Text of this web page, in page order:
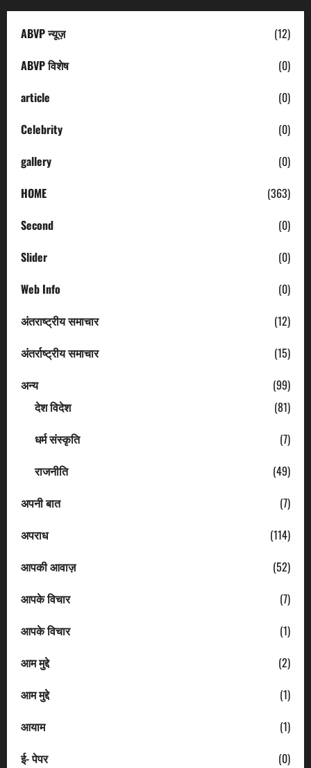
ABVP न्यूज़
(12)
ABVP विशेष
(0)
article
(0)
Celebrity
(0)
gallery
(0)
HOME
(363)
Second
(0)
Slider
(0)
Web Info
(0)
अंतराष्ट्रीय समाचार
(12)
अंतर्राष्ट्रीय समाचार
(15)
अन्य
(99)
देश विदेश
(81)
धर्म संस्कृति
(7)
राजनीति
(49)
अपनी बात
(7)
अपराध
(114)
आपकी आवाज़
(52)
आपके विचार
(7)
आपके विचार
(1)
आम मुद्दे
(2)
आम मुद्दे
(1)
आयाम
(1)
ई- पेपर
(0)